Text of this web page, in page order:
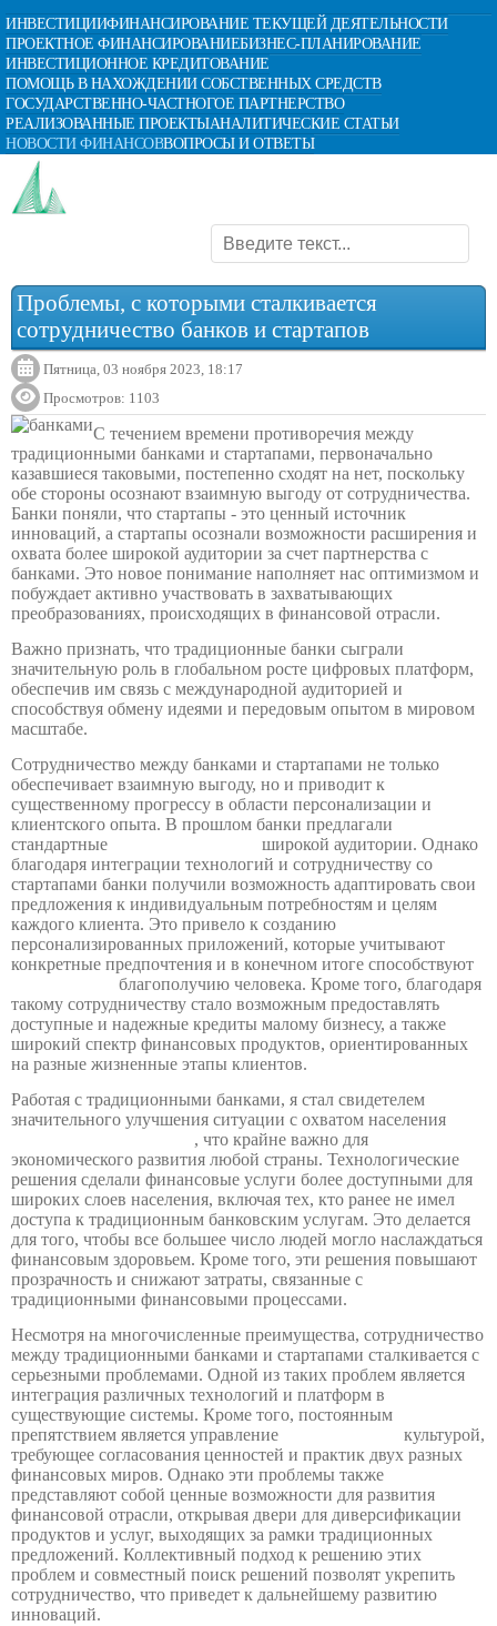
ИНВЕСТИЦИИФИНАНСИРОВАНИЕ ТЕКУЩЕЙ ДЕЯТЕЛЬНОСТИ
ПРОЕКТНОЕ ФИНАНСИРОВАНИЕБИЗНЕС-ПЛАНИРОВАНИЕ
ИНВЕСТИЦИОННОЕ КРЕДИТОВАНИЕ
ПОМОЩЬ В НАХОЖДЕНИИ СОБСТВЕННЫХ СРЕДСТВ
ГОСУДАРСТВЕННО-ЧАСТНОГОЕ ПАРТНЕРСТВО
РЕАЛИЗОВАННЫЕ ПРОЕКТЫАНАЛИТИЧЕСКИЕ СТАТЬИ
НОВОСТИ ФИНАНСОВВОПРОСЫ И ОТВЕТЫ
Проблемы, с которыми сталкивается
сотрудничество банков и стартапов
Пятница, 03 ноября 2023, 18:17
Просмотров: 1103
С течением времени противоречия между
традиционными банками и стартапами, первоначально
казавшиеся таковыми, постепенно сходят на нет, поскольку
обе стороны осознают взаимную выгоду от сотрудничества.
Банки поняли, что стартапы - это ценный источник
инноваций, а стартапы осознали возможности расширения и
охвата более широкой аудитории за счет партнерства с
банками. Это новое понимание наполняет нас оптимизмом и
побуждает активно участвовать в захватывающих
преобразованиях, происходящих в финансовой отрасли.
Важно признать, что традиционные банки сыграли
значительную роль в глобальном росте цифровых платформ,
обеспечив им связь с международной аудиторией и
способствуя обмену идеями и передовым опытом в мировом
масштабе.
Сотрудничество между банками и стартапами не только
обеспечивает взаимную выгоду, но и приводит к
существенному прогрессу в области персонализации и
клиентского опыта. В прошлом банки предлагали
стандартные
широкой аудитории. Однако
благодаря интеграции технологий и сотрудничеству со
стартапами банки получили возможность адаптировать свои
предложения к индивидуальным потребностям и целям
каждого клиента. Это привело к созданию
персонализированных приложений, которые учитывают
конкретные предпочтения и в конечном итоге способствуют
благополучию человека. Кроме того, благодаря
такому сотрудничеству стало возможным предоставлять
доступные и надежные кредиты малому бизнесу, а также
широкий спектр финансовых продуктов, ориентированных
на разные жизненные этапы клиентов.
Работая с традиционными банками, я стал свидетелем
значительного улучшения ситуации с охватом населения
, что крайне важно для
экономического развития любой страны. Технологические
решения сделали финансовые услуги более доступными для
широких слоев населения, включая тех, кто ранее не имел
доступа к традиционным банковским услугам. Это делается
для того, чтобы все большее число людей могло наслаждаться
финансовым здоровьем. Кроме того, эти решения повышают
прозрачность и снижают затраты, связанные с
традиционными финансовыми процессами.
Несмотря на многочисленные преимущества, сотрудничество
между традиционными банками и стартапами сталкивается с
серьезными проблемами. Одной из таких проблем является
интеграция различных технологий и платформ в
существующие системы. Кроме того, постоянным
препятствием является управление
культурой,
требующее согласования ценностей и практик двух разных
финансовых миров. Однако эти проблемы также
представляют собой ценные возможности для развития
финансовой отрасли, открывая двери для диверсификации
продуктов и услуг, выходящих за рамки традиционных
предложений. Коллективный подход к решению этих
проблем и совместный поиск решений позволят укрепить
сотрудничество, что приведет к дальнейшему развитию
инноваций.